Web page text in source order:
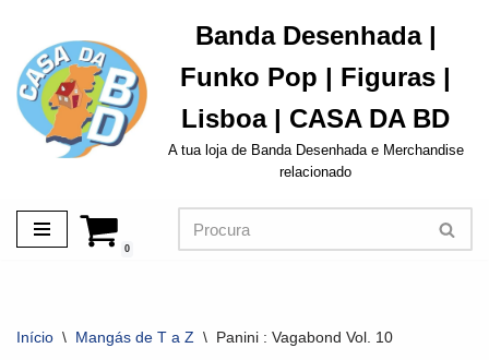
Avançar
para
o
conteúdo
Banda Desenhada |
Funko Pop | Figuras |
Lisboa | CASA DA BD
A tua loja de Banda Desenhada e Merchandise
relacionado
0
Início \ Mangás de T a Z \ Panini : Vagabond Vol. 10